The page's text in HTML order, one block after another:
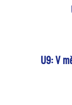
U9: V